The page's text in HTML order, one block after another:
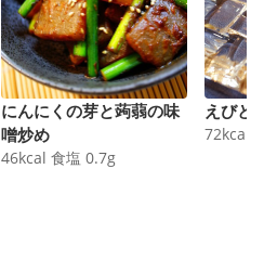
にんにくの芽と蒟蒻の味
噌炒め
46kcal 食塩 0.7g
えびと
72kcal